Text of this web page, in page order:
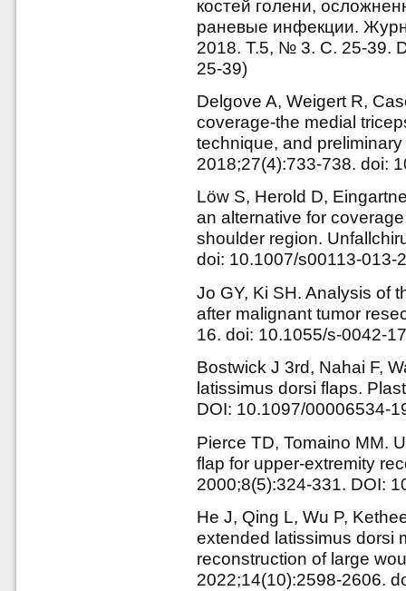
костей голени,
раневые инфекции.
2018. Т.5, № 3. С. 25-39.
25-39)
Delgove A, Weigert R,
coverage-the medial
technique, and
2018;27(4):733-738. doi:
Löw S, Herold D,
an alternative for
shoulder region.
doi: 10.1007/s00113-013-
Jo GY, Ki SH. Analysis of
after malignant tumor
16. doi: 10.1055/s-0042-
Bostwick J 3rd, Nahai F,
latissimus dorsi flaps.
DOI: 10.1097/00006534-
Pierce TD, Tomaino MM.
flap for upper-extremity
2000;8(5):324-331. DOI:
He J, Qing L, Wu P,
extended latissimus dorsi
reconstruction of large
2022;14(10):2598-2606.